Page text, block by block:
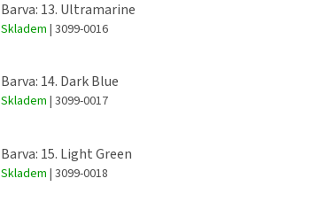
Barva: 13. Ultramarine
Skladem | 3099-0016
Barva: 14. Dark Blue
Skladem | 3099-0017
Barva: 15. Light Green
Skladem | 3099-0018